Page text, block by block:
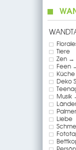
Tiere
Zen →
Feen
Deko
Musik
Liebe